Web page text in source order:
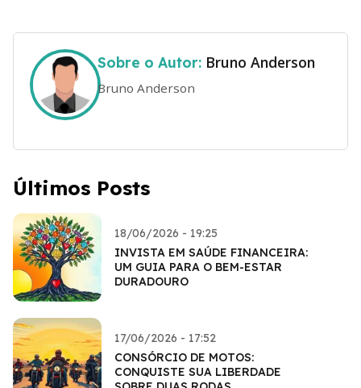
Sobre o Autor: Bruno Anderson
Bruno Anderson
Últimos Posts
18/06/2026 - 19:25
INVISTA EM SAÚDE FINANCEIRA:
UM GUIA PARA O BEM-ESTAR
DURADOURO
17/06/2026 - 17:52
CONSÓRCIO DE MOTOS:
CONQUISTE SUA LIBERDADE